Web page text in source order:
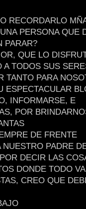
RECORDARLO
PERSONA QUE
PARAR?
QUE LO
A TODOS SUS
TANTO PARA
ESPECTACULAR
INFORMARSE, E
POR
DE FRENTE
PADRE
DECIR LAS
DONDE TODO
CREO QUE